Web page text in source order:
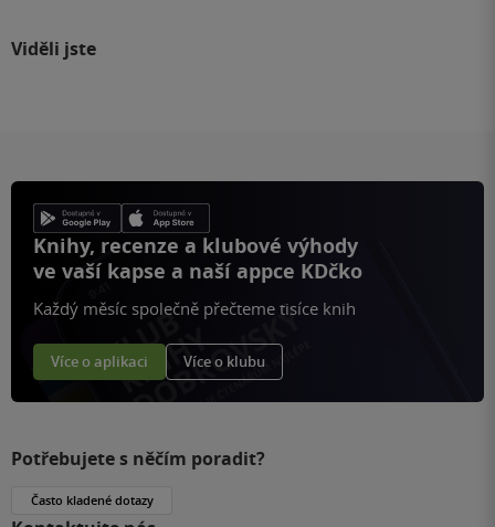
Viděli jste
Knihy, recenze a klubové výhody
ve vaší kapse a naší appce KDčko
Každý měsíc společně přečteme tisíce knih
Více o aplikaci Více o klubu
Potřebujete s něčím poradit?
Často kladené dotazy